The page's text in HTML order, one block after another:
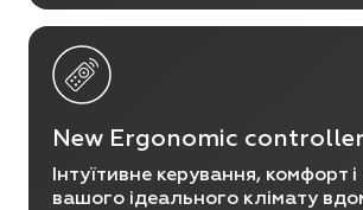
New Ergonomic controller
Інтуїтивне керування, комфорт
вашого ідеального клімату